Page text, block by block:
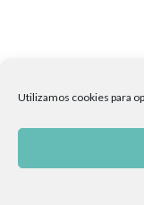
Utilizamos cookies para